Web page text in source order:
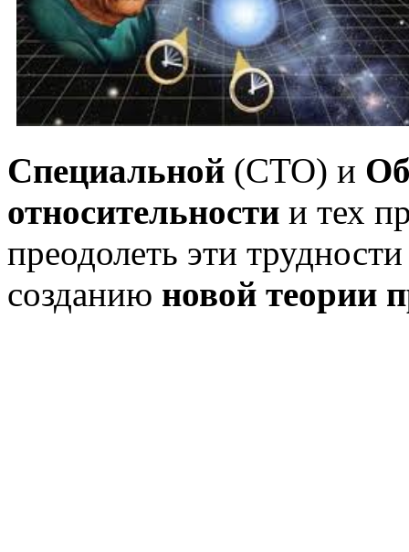
Специальной (СТО) и
относительности и тех
преодолеть эти
созданию новой теории